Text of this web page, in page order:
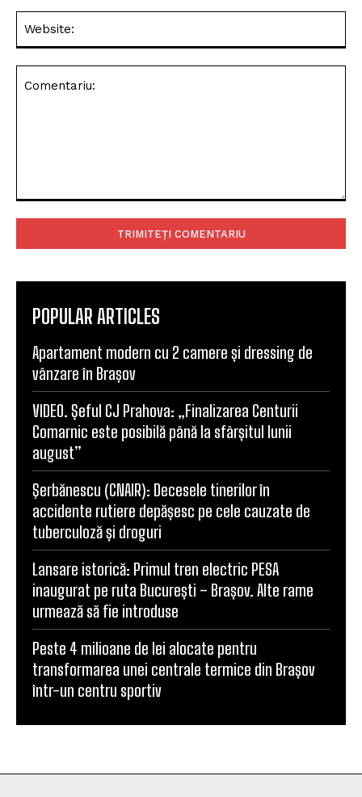
POPULAR ARTICLES
Apartament modern cu 2 camere și dressing de
vânzare în Brașov
VIDEO. Șeful CJ Prahova: „Finalizarea Centurii
Comarnic este posibilă până la sfârșitul lunii
august”
Şerbănescu (CNAIR): Decesele tinerilor în
accidente rutiere depășesc pe cele cauzate de
tuberculoză și droguri
Lansare istorică: Primul tren electric PESA
inaugurat pe ruta București – Brașov. Alte rame
urmează să fie introduse
Peste 4 milioane de lei alocate pentru
transformarea unei centrale termice din Brașov
într-un centru sportiv